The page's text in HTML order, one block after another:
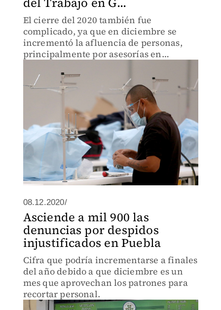
El cierre del 2020 también fue
complicado, ya que en diciembre se
incrementó la afluencia de personas,
principalmente por asesorías en
08.12.2020/
Asciende a mil 900 las
denuncias por despidos
injustificados en Puebla
Cifra que podría incrementarse a finales
del año debido a que diciembre es un
mes que aprovechan los patrones para
recortar personal.